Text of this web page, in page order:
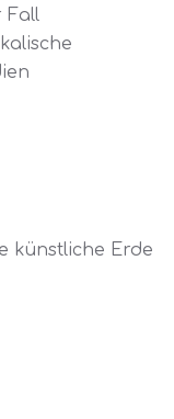
Fall
künstliche Erde